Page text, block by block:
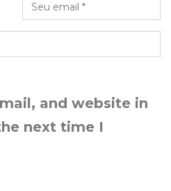
and website in
next time I